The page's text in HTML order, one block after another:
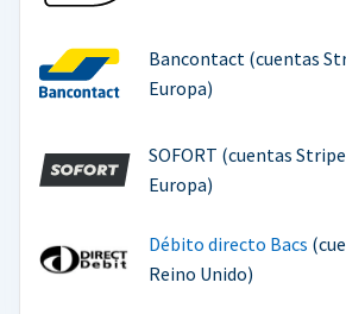
Bancontact (cuentas
Europa)
SOFORT (cuentas Stripe
Europa)
Débito directo Bacs
Reino Unido)